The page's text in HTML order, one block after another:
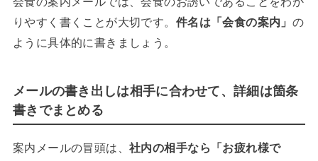
りやすく書くことが大切です。 件名は「会食の案内」 の
ように具体的に書きましょう。
メールの書き出しは相手に合わせて、詳細は箇条
書きでまとめる
案内メールの冒頭は、社内の相手なら「お疲れ様で